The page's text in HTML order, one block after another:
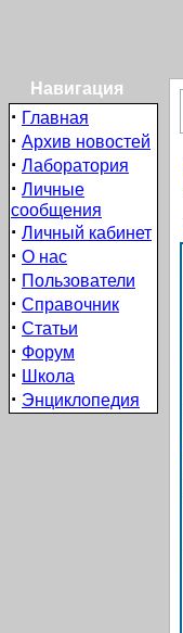
Навигация
· Главная
· Архив новостей
· Лаборатория
· Личные
сообщения
· Личный кабинет
· О нас
· Пользователи
· Справочник
· Статьи
· Форум
· Школа
· Энциклопедия